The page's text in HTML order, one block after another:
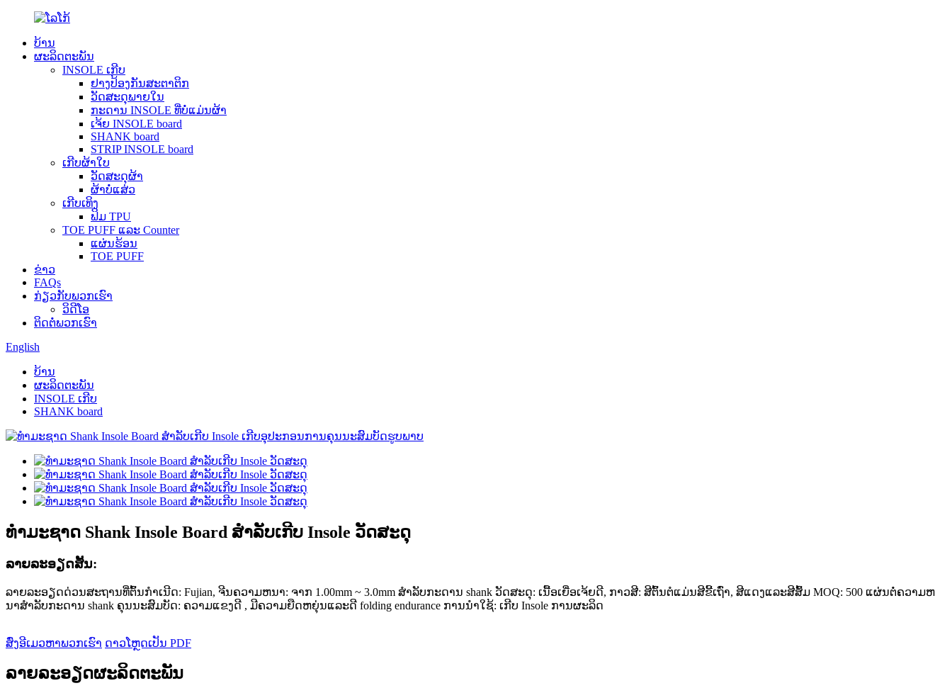
ບ້ານ
ຜະລິດຕະພັນ
INSOLE ເກີບ
ຢາງປ້ອງກັນສະຕາຕິກ
ວັດສະດຸພາຍໃນ
ກະດານ INSOLE ທີ່ບໍ່ແມ່ນຜ້າ
ເຈ້ຍ INSOLE board
SHANK board
STRIP INSOLE board
ເກີບຜ້າໃບ
ວັດສະດຸຜ້າ
ຜ້າບໍ່ແສ່ວ
ເກີບເທິງ
ຟິມ TPU
TOE PUFF ແລະ Counter
ແຜ່ນຮ້ອນ
TOE PUFF
ຂ່າວ
FAQs
ກ່ຽວກັບພວກເຮົາ
ວິດີໂອ
ຕິດຕໍ່ພວກເຮົາ
English
ບ້ານ
ຜະລິດຕະພັນ
INSOLE ເກີບ
SHANK board
ທໍາມະຊາດ Shank Insole Board ສໍາລັບເກີບ Insole ວັດສະດຸ
ລາຍ​ລະ​ອຽດ​ສັ້ນ​:
ລາຍລະອຽດດ່ວນສະຖານທີ່ຕົ້ນກໍາເນີດ: Fujian, ຈີນຄວາມຫນາ: ຈາກ 1.00mm ~ 3.0mm ສໍາລັບກະດານ shank ວັດສະດຸ: ເນື້ອເຍື່ອເຈ້ຍດີ, ກາວສີ: ສີຕົ້ນຕໍແມ່ນສີຂີ້ເຖົ່າ, ສີແດງແລະສີສົ້ມ MOQ: 500 ແຜ່ນຕໍ່ຄວາມຫ
ນາສໍາລັບກະດານ shank ຄຸນນະສົມບັດ: ຄວາມແຂງດີ , ມີຄວາມຍືດຫຍຸ່ນແລະດີ folding endurance ການນໍາໃຊ້: ເກີບ Insole ການຜະລິດ
ສົ່ງອີເມວຫາພວກເຮົາ ດາວໂຫຼດເປັນ PDF
ລາຍລະອຽດຜະລິດຕະພັນ